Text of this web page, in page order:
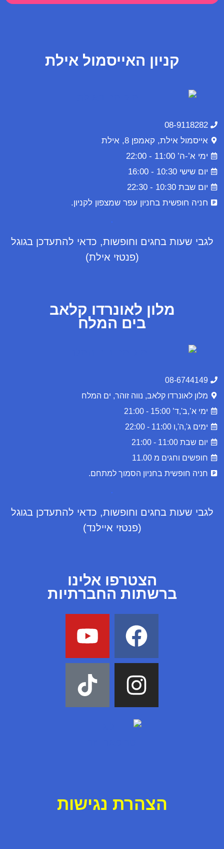
קניון האייסמול אילת
08-9118282
אייסמול אילת, קאמפן 8, אילת
ימי א’-ה’ 11:00 - 22:00
יום שישי 10:30 - 16:00
יום שבת 10:30 - 22:30
חניה חופשית בחניון עפר שמצפון לקניון.
.
לגבי שעות בחגים וחופשות, כדאי להתעדכן בגוגל
(פנטזי אילת)
מלון לאונרדו קלאב
בים המלח
08-6744149
מלון לאונרדו קלאב, נווה זוהר, ים המלח
ימי א’,ב',ד’ 15:00 - 21:00
ימים ג',ה',ו 11:00 - 22:00
יום שבת 11:00 - 21:00
חופשים וחגים מ 11.00
חניה חופשית בחניון הסמוך למתחם.
.
לגבי שעות בחגים וחופשות, כדאי להתעדכן בגוגל
(פנטזי איילנד)
הצטרפו אלינו
ברשתות החברתיות
הצהרת נגישות